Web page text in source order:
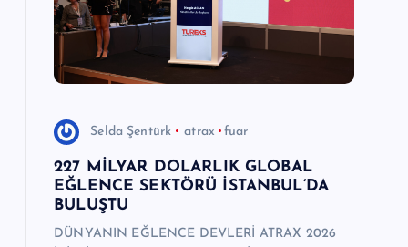
Selda Şentürk atrax fuar
227 MİLYAR DOLARLIK GLOBAL
EĞLENCE SEKTÖRÜ İSTANBUL’DA
BULUŞTU
DÜNYANIN EĞLENCE DEVLERİ ATRAX 2026